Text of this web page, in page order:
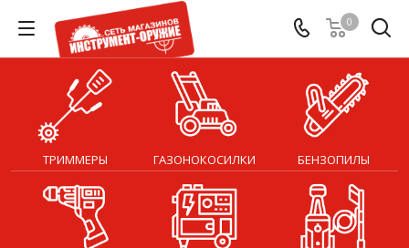
0
ТРИММЕРЫ ГАЗОНОКОСИЛКИ БЕНЗОПИЛЫ